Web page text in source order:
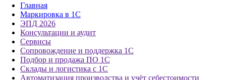
Главная
Маркировка в 1С
ЭПД 2026
Консультации и аудит
Сервисы
Сопровождение и поддержка 1С
Подбор и продажа ПО 1С
Склады и логистика с 1С
Автоматизация производства и учёт себестоимости